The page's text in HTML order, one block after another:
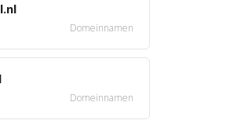
Domeinnamen
Domeinnamen